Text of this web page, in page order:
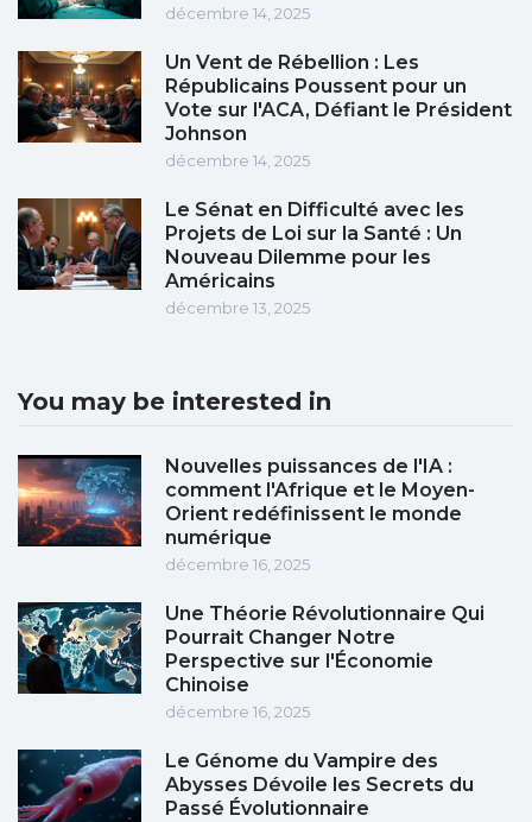
décembre 14, 2025
Un Vent de Rébellion : Les
Républicains Poussent pour un
Vote sur l'ACA, Défiant le Président
Johnson
décembre 14, 2025
Le Sénat en Difficulté avec les
Projets de Loi sur la Santé : Un
Nouveau Dilemme pour les
Américains
décembre 13, 2025
You may be interested in
Nouvelles puissances de l'IA :
comment l'Afrique et le Moyen-
Orient redéfinissent le monde
numérique
décembre 16, 2025
Une Théorie Révolutionnaire Qui
Pourrait Changer Notre
Perspective sur l'Économie
Chinoise
décembre 16, 2025
Le Génome du Vampire des
Abysses Dévoile les Secrets du
Passé Évolutionnaire